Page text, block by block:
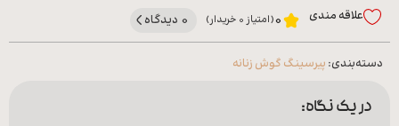
علاقه‌ مندی 0(امتیاز 0 خریدار) 0 دیدگاه
دسته‌بندی: پیرسینگ گوش زنانه
در یک نگاه: